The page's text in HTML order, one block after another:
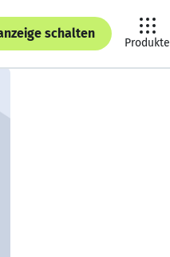
schalten
Produkte